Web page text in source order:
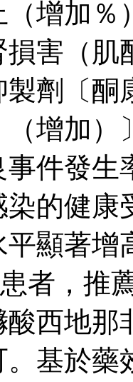
（增加
害（
劑〔酮
增加）
件發生
的健
顯著增
者，推
西地
基於藥